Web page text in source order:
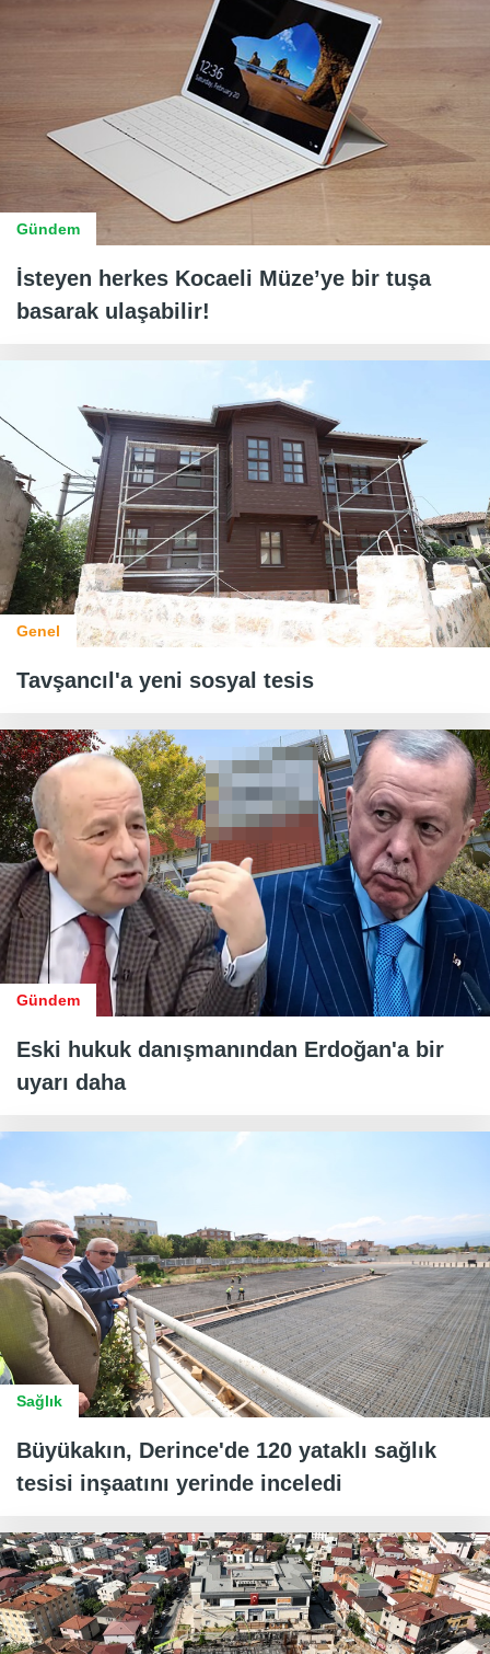
Gündem
İsteyen herkes Kocaeli Müze’ye bir tuşa
basarak ulaşabilir!
Genel
Tavşancıl'a yeni sosyal tesis
Gündem
Eski hukuk danışmanından Erdoğan'a bir
uyarı daha
Sağlık
Büyükakın, Derince'de 120 yataklı sağlık
tesisi inşaatını yerinde inceledi